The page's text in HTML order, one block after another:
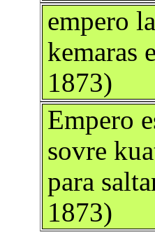
empero
kemaras
1873)
Empero
sovre
para
1873)